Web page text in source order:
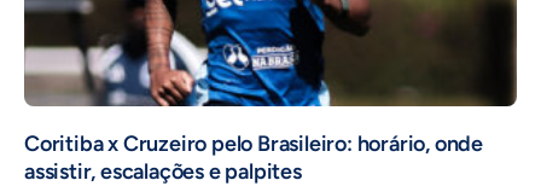
Coritiba x Cruzeiro pelo Brasileiro: horário, onde
assistir, escalações e palpites